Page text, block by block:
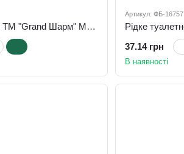
Рідке туалетне мило ТМ "Grand Шарм" MAXI Гранат, дой-пак, 500мл
Артикул: ФБ-16757
37.14 грн
В наявності